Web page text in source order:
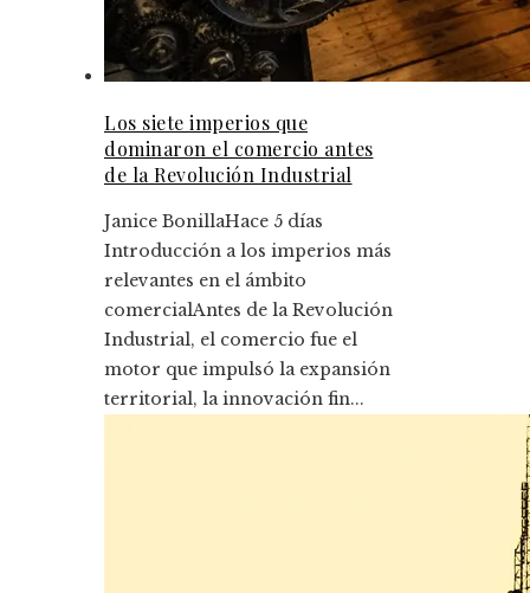
Los siete imperios que
dominaron el comercio antes
de la Revolución Industrial
Janice BonillaHace 5 días
Introducción a los imperios más
relevantes en el ámbito
comercialAntes de la Revolución
Industrial, el comercio fue el
motor que impulsó la expansión
territorial, la innovación fin...